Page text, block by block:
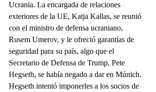
Ucrania. La encargada de relaciones
exteriores de la UE, Katja Kallas, se reunió
con el ministro de defensa ucraniano,
Rusem Umerov, y le ofreció garantías de
seguridad para su país, algo que el
Secretario de Defensa de Trump, Pete
Hegseth, se había negado a dar en Múnich.
Hegseth intentó imponerles a los socios de